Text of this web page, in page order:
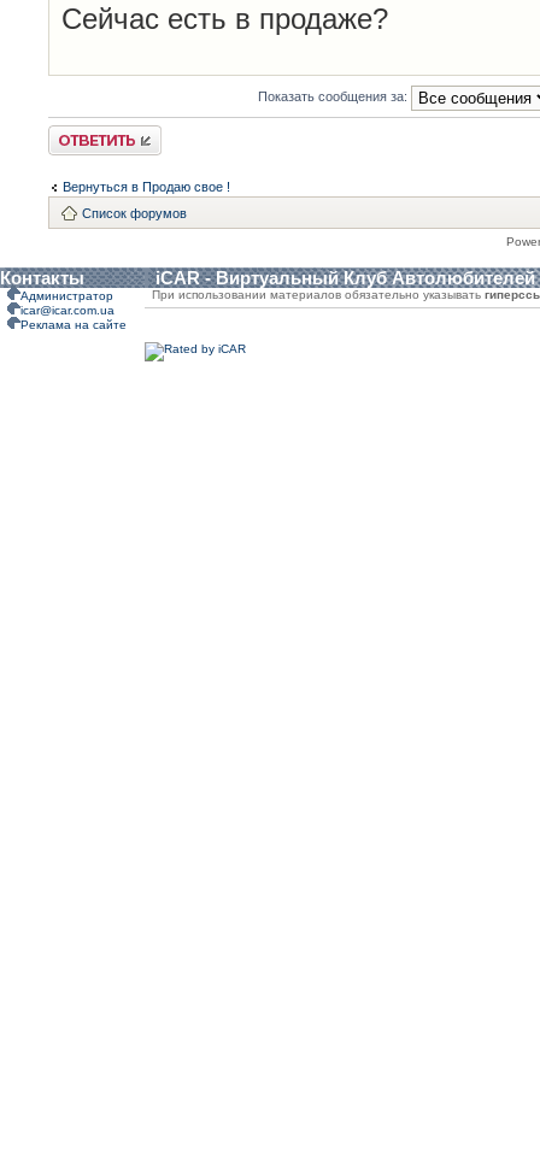
Сейчас есть в продаже?
Показать сообщения за:
Ответить
Вернуться в Продаю свое !
Список форумов
Контакты iCAR - Виртуальный Клуб Автолюбителей
Администратор
icar@icar.com.ua
Реклама на сайте
При использовании материалов обязательно указывать